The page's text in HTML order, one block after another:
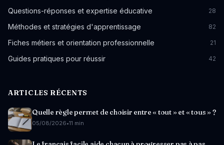
Questions-réponses et expertise éducative 28
Méthodes et stratégies d'apprentissage 82
Fiches métiers et orientation professionnelle 21
Guides pratiques pour réussir 42
ARTICLES RÉCENTS
Quelle règle permet de choisir entre « tout » et « tous » ?
05/08/2026•11 min